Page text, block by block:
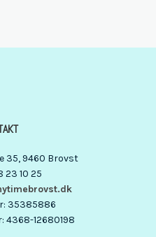
35, 9460 Brovst
23 10 25
: 35385886
: 4368-12680198